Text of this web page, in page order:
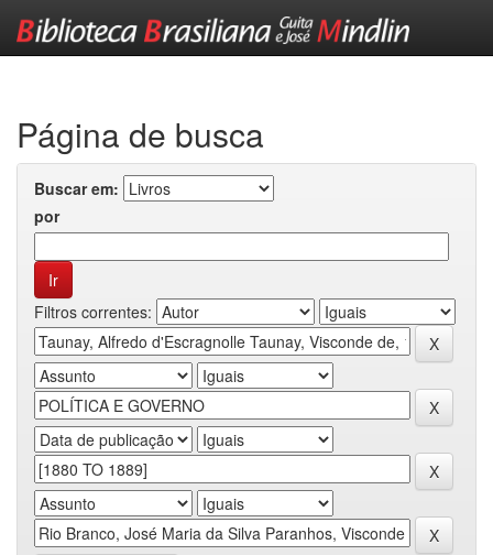
Página de busca
Buscar em:
por
Filtros correntes: